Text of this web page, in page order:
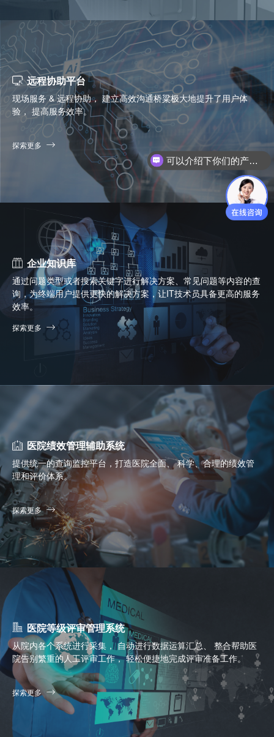
远程协助平台
现场服务 & 远程协助， 建立高效沟通桥粱极大地提升了用户体
验， 提高服务效率。
探索更多
企业知识库
通过问题类型或者搜索关键字进行解决方案、常见问题等内容的查
询，为终端用户提供更快的解决方案，让IT技术员具备更高的服务
效率。
探索更多
医院绩效管理辅助系统
提供统一的查询监控平台，打造医院全面、 科学、合理的绩效管
理和评价体系。
探索更多
医院等级评审管理系统
从院内各个系统进行采集， 自动进行数据运算汇总、 整合帮助医
院告别繁重的人工评审工作， 轻松便捷地完成评审准备工作。
探索更多
可以介绍下你们的产品么？
你们是怎么收费的呢？